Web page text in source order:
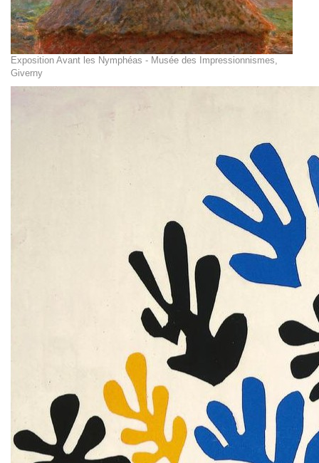
Exposition Avant les Nymphéas - Musée des Impressionnismes,
Giverny